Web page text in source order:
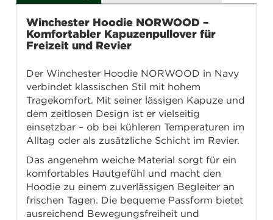
Winchester Hoodie NORWOOD –
Komfortabler Kapuzenpullover für
Freizeit und Revier
Der Winchester Hoodie NORWOOD in Navy
verbindet klassischen Stil mit hohem
Tragekomfort. Mit seiner lässigen Kapuze und
dem zeitlosen Design ist er vielseitig
einsetzbar – ob bei kühleren Temperaturen im
Alltag oder als zusätzliche Schicht im Revier.
Das angenehm weiche Material sorgt für ein
komfortables Hautgefühl und macht den
Hoodie zu einem zuverlässigen Begleiter an
frischen Tagen. Die bequeme Passform bietet
ausreichend Bewegungsfreiheit und